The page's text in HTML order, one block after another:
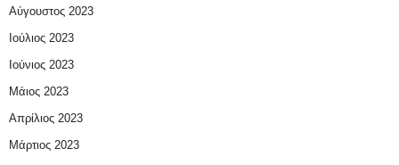
Αύγουστος 2023
Ιούλιος 2023
Ιούνιος 2023
Μάιος 2023
Απρίλιος 2023
Μάρτιος 2023